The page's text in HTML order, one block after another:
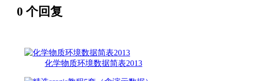
0 个回复
化学物质环境数据简表2013